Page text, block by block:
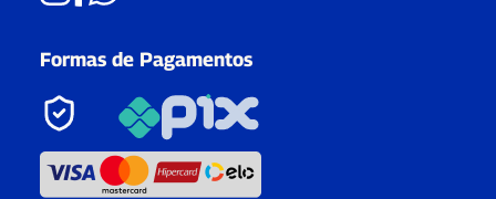
Formas de Pagamentos